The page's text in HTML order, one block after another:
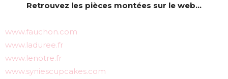
Retrouvez les pièces montées sur le web…
www.fauchon.com
www.laduree.fr
www.lenotre.fr
www.syniescupcakes.com